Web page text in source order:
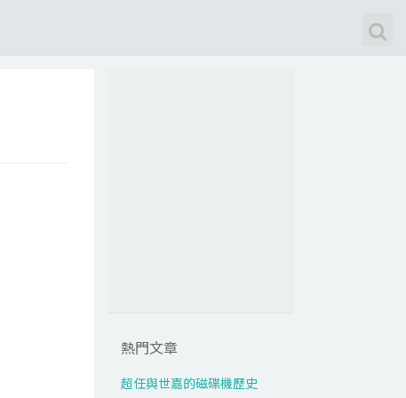
熱門文章
超任與世嘉的磁碟機歷史